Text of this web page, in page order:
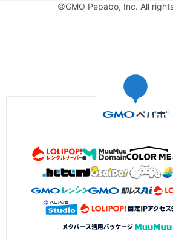
©GMO Pepabo, Inc. All